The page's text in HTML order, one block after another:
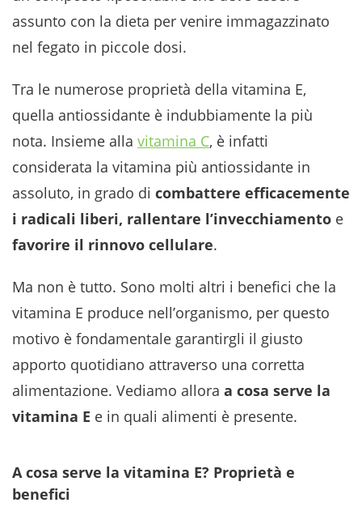
assunto con la dieta per venire immagazzinato
nel fegato in piccole dosi.
Tra le numerose proprietà della vitamina E,
quella antiossidante è indubbiamente la più
nota. Insieme alla vitamina C, è infatti
considerata la vitamina più antiossidante in
assoluto, in grado di combattere efficacemente
i radicali liberi, rallentare l’invecchiamento e
favorire il rinnovo cellulare.
Ma non è tutto. Sono molti altri i benefici che la
vitamina E produce nell’organismo, per questo
motivo è fondamentale garantirgli il giusto
apporto quotidiano attraverso una corretta
alimentazione. Vediamo allora a cosa serve la
vitamina E e in quali alimenti è presente.
A cosa serve la vitamina E? Proprietà e
benefici